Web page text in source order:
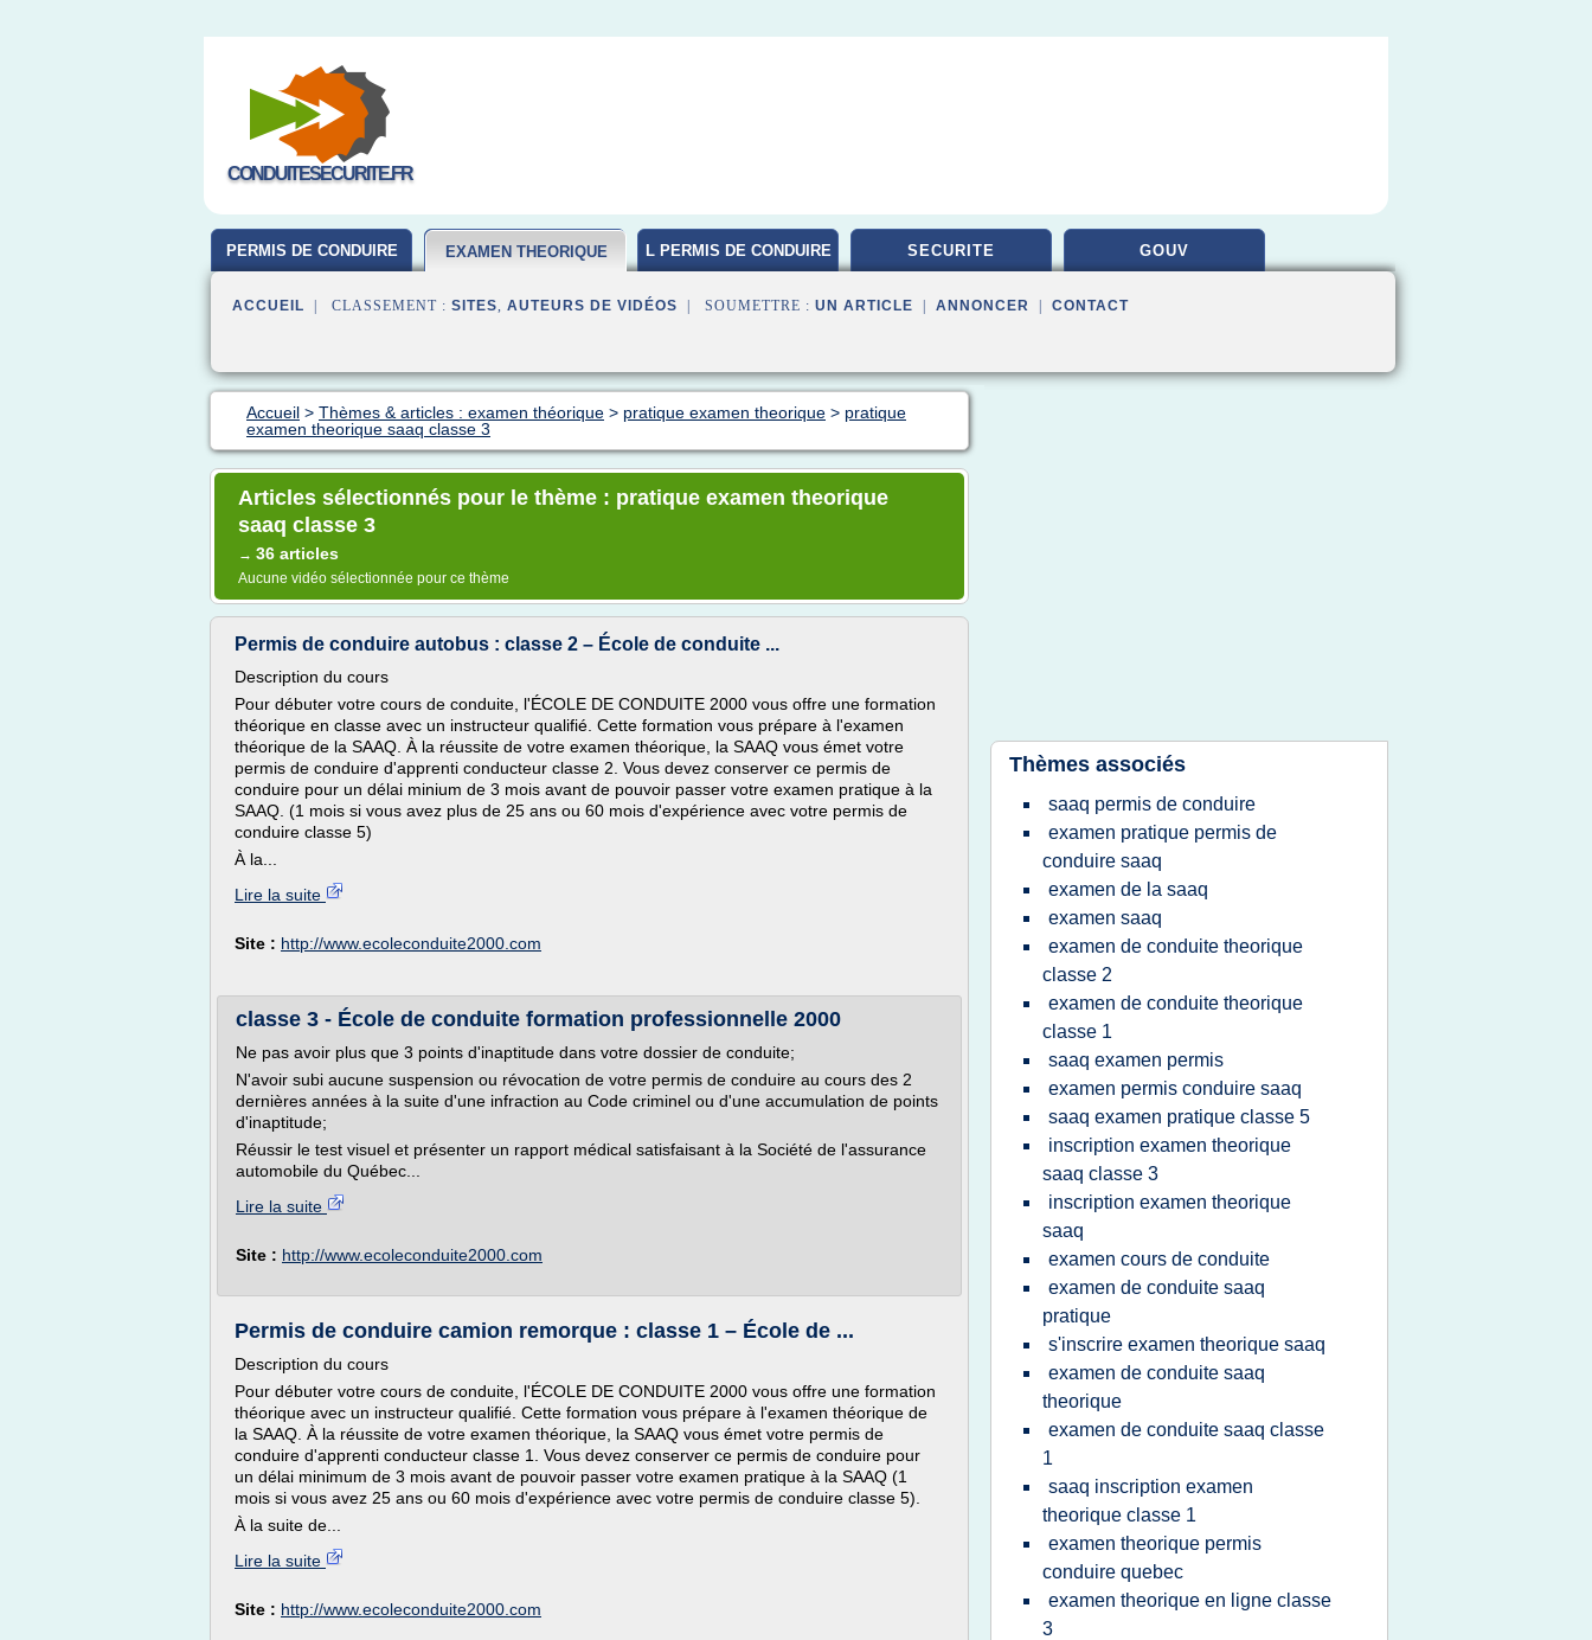
CONDUITESECURITE.FR
PERMIS DE CONDUIRE EXAMEN THEORIQUE L PERMIS DE CONDUIRE SECURITE GOUV
ACCUEIL | CLASSEMENT : SITES, AUTEURS DE VIDÉOS | SOUMETTRE : UN ARTICLE ANNONCER CONTACT
Accueil > Thèmes & articles : examen théorique > pratique examen theorique > pratique
examen theorique saaq classe 3
Articles sélectionnés pour le thème : pratique examen theorique
saaq classe 3
→ 36 articles
Aucune vidéo sélectionnée pour ce thème
Permis de conduire autobus : classe 2 – École de conduite ...
Description du cours
Pour débuter votre cours de conduite, l'ÉCOLE DE CONDUITE 2000 vous offre une formation
théorique en classe avec un instructeur qualifié. Cette formation vous prépare à l'examen
théorique de la SAAQ. À la réussite de votre examen théorique, la SAAQ vous émet votre
permis de conduire d'apprenti conducteur classe 2. Vous devez conserver ce permis de
conduire pour un délai minium de 3 mois avant de pouvoir passer votre examen pratique à la
SAAQ. (1 mois si vous avez plus de 25 ans ou 60 mois d'expérience avec votre permis de
conduire classe 5)
À la...
Lire la suite
Site : http://www.ecoleconduite2000.com
classe 3 - École de conduite formation professionnelle 2000
Ne pas avoir plus que 3 points d'inaptitude dans votre dossier de conduite;
N'avoir subi aucune suspension ou révocation de votre permis de conduire au cours des 2
dernières années à la suite d'une infraction au Code criminel ou d'une accumulation de points
d'inaptitude;
Réussir le test visuel et présenter un rapport médical satisfaisant à la Société de l'assurance
automobile du Québec...
Lire la suite
Site : http://www.ecoleconduite2000.com
Permis de conduire camion remorque : classe 1 – École de ...
Description du cours
Pour débuter votre cours de conduite, l'ÉCOLE DE CONDUITE 2000 vous offre une formation
théorique avec un instructeur qualifié. Cette formation vous prépare à l'examen théorique de
la SAAQ. À la réussite de votre examen théorique, la SAAQ vous émet votre permis de
conduire d'apprenti conducteur classe 1. Vous devez conserver ce permis de conduire pour
un délai minimum de 3 mois avant de pouvoir passer votre examen pratique à la SAAQ (1
mois si vous avez 25 ans ou 60 mois d'expérience avec votre permis de conduire classe 5).
À la suite de...
Lire la suite
Site : http://www.ecoleconduite2000.com
Thèmes associés
saaq permis de conduire
examen pratique permis de
conduire saaq
examen de la saaq
examen saaq
examen de conduite theorique
classe 2
examen de conduite theorique
classe 1
saaq examen permis
examen permis conduire saaq
saaq examen pratique classe 5
inscription examen theorique
saaq classe 3
inscription examen theorique
saaq
examen cours de conduite
examen de conduite saaq
pratique
s'inscrire examen theorique saaq
examen de conduite saaq
theorique
examen de conduite saaq classe
1
saaq inscription examen
theorique classe 1
examen theorique permis
conduire quebec
examen theorique en ligne classe
3